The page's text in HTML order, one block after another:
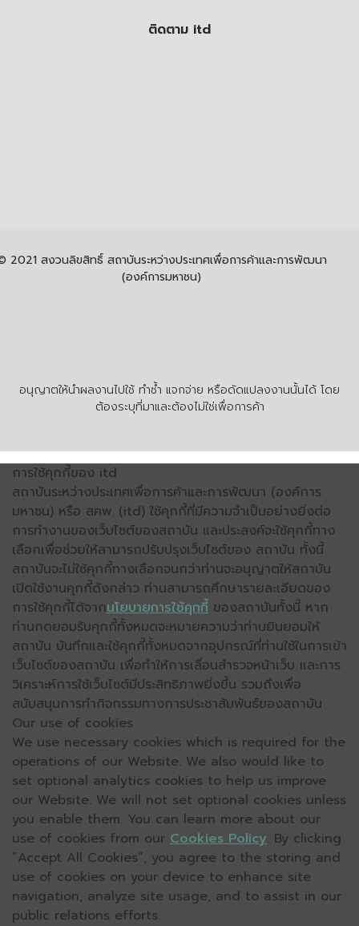
ติดตาม itd
อนุญาตให้นำผลงานไปใช้ ทำซ้ำ แจกจ่าย หรือดัดแปลงงานนั้นได้ โดย
ต้องระบุที่มาและต้องไม่ใช่เพื่อการค้า
2021 สงวนลิขสิทธิ์ สถาบันระหว่างประเทศเพื่อการค้าและการพัฒนา
(องค์การมหาชน)
การใช้คุกกี้ของ itd
สถาบันระหว่างประเทศเพื่อการค้าและการพัฒนา (องค์การ
มหาชน) หรือ สคพ. (itd) ใช้คุกกี้ที่มีความจำเป็นอย่างยิ่งต่อ
การทำงานของเว็บไซต์ของสถาบัน และประสงค์จะใช้คุกกี้ทาง
เลือกเพื่อช่วยให้สามารถปรับปรุงเว็บไซต์ของ สถาบัน ทั้งนี้
สถาบันจะไม่ใช้คุกกี้ทางเลือกจนกว่าท่านจะอนุญาตให้สถาบัน
เปิดใช้งานคุกกี้ดังกล่าว ท่านสามารถศึกษารายละเอียดของ
การใช้คุกกี้ได้จากนโยบายการใช้คุกกี้ ของสถาบันทั้งนี้ หาก
ท่านกดยอมรับคุกกี้ทั้งหมดจะหมายความว่าท่านยินยอมให้
สถาบัน บันทึกและใช้คุกกี้ทั้งหมดจากอุปกรณ์ที่ท่านใช้ในการเข้า
เว็บไซต์ของสถาบัน เพื่อทำให้การเลื่อนสำรวจหน้าเว็บ และการ
วิเคราะห์การใช้เว็บไซต์มีประสิทธิภาพยิ่งขึ้น รวมถึงเพื่อ
สนับสนุนการทำกิจกรรมทางการประชาสัมพันธ์ของสถาบัน
Our use of cookies
We use necessary cookies which is required for the
operations of our Website. We also would like to
set optional analytics cookies to help us improve
our Website. We will not set optional cookies unless
you enable them. You can learn more about our
use of cookies from our Cookies Policy. By clicking
“Accept All Cookies”, you agree to the storing and
use of cookies on your device to enhance site
navigation, analyze site usage, and to assist in our
public relations efforts.